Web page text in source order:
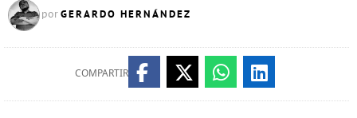
por GERARDO HERNÁNDEZ
COMPARTIR